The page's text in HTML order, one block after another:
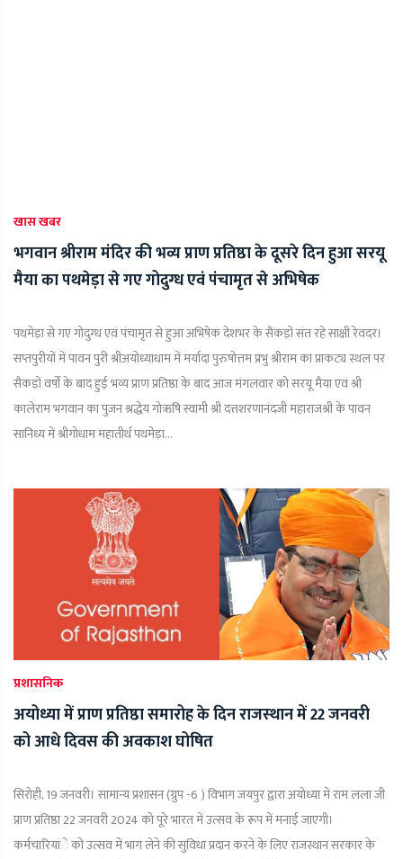
खास खबर
भगवान श्रीराम मंदिर की भव्य प्राण प्रतिष्ठा के दूसरे दिन हुआ सरयू
मैया का पथमेड़ा से गए गोदुग्ध एवं पंचामृत से अभिषेक
पथमेड़ा से गए गोदुग्ध एवं पंचामृत से हुआ अभिषेक देशभर के सैंकड़ों संत रहे साक्षी रेवदर।
सप्तपुरीयों में पावन पुरी श्रीअयोध्याधाम में मर्यादा पुरुषोत्तम प्रभु श्रीराम का प्राकट्य स्थल पर
सैकड़ों वर्षों के बाद हुई भव्य प्राण प्रतिष्ठा के बाद आज मंगलवार को सरयू मैया एवं श्री
कालेराम भगवान का पुजन श्रद्धेय गोऋषि स्वामी श्री दत्तशरणानंदजी महाराजश्री के पावन
सानिध्य में श्रीगोधाम महातीर्थ पथमेड़ा...
प्रशासनिक
अयोध्या में प्राण प्रतिष्ठा समारोह के दिन राजस्‍थान में 22 जनवरी
को आधे दिवस की अवकाश घोषित
सिरोही, 19 जनवरी। सामान्य प्रशासन (ग्रुप -6 ) विभाग जयपुर द्वारा अयोध्या में राम लला जी
प्राण प्रतिष्ठा 22 जनवरी 2024 को पूरे भारत में उत्सव के रूप में मनाई जाएगी।
कर्मचारियांे को उत्सव में भाग लेने की सुविधा प्रदान करने के लिए राजस्थान सरकार के